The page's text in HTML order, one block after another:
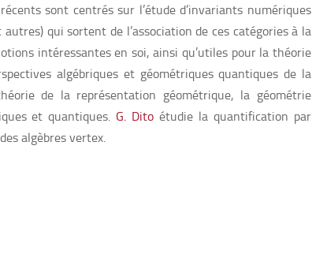
sont centrés sur l’étude d’invariants numériques
qui sortent de l’association de ces catégories à la
intéressantes en soi, ainsi qu’utiles pour la théorie
algébriques et géométriques quantiques de la
de la représentation géométrique, la géométrie
et quantiques. G. Dito étudie la quantification par
algèbres vertex.